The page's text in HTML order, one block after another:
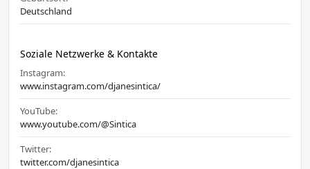
Deutschland
Soziale Netzwerke & Kontakte
Instagram:
www.instagram.com/djanesintica/
YouTube:
www.youtube.com/@Sintica
Twitter:
twitter.com/djanesintica